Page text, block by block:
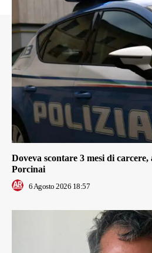
Doveva scontare 3 mesi di
Porcinai
6 Agosto 2026 18:57